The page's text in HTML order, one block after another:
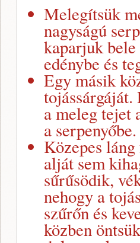
Melegítsük
nagyságú
kaparjuk
edénybe és
Egy másik
tojássárgáját.
a meleg tejet
a serpenyőbe.
Közepes
alját sem
sűrűsödik,
nehogy a
szűrőn és
közben